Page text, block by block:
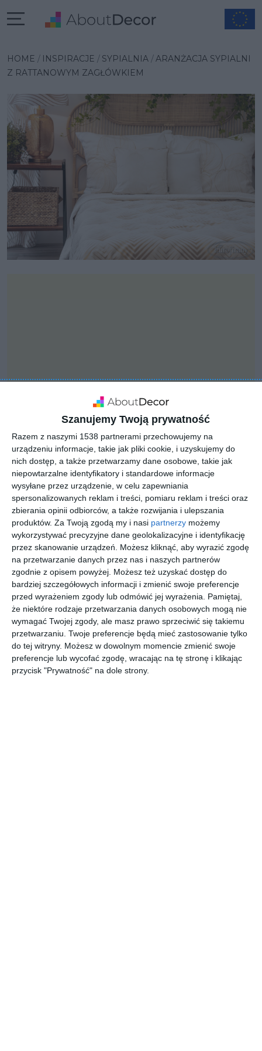
Szanujemy Twoją prywatność
Razem z naszymi 1538 partnerami przechowujemy na
urządzeniu informacje, takie jak pliki cookie, i uzyskujemy do
nich dostęp, a także przetwarzamy dane osobowe, takie jak
niepowtarzalne identyfikatory i standardowe informacje
wysyłane przez urządzenie, w celu zapewniania
spersonalizowanych reklam i treści, pomiaru reklam i treści oraz
zbierania opinii odbiorców, a także rozwijania i ulepszania
produktów. Za Twoją zgodą my i nasi partnerzy możemy
wykorzystywać precyzyjne dane geolokalizacyjne i identyfikację
przez skanowanie urządzeń. Możesz kliknąć, aby wyrazić zgodę
na przetwarzanie danych przez nas i naszych partnerów
zgodnie z opisem powyżej. Możesz też uzyskać dostęp do
bardziej szczegółowych informacji i zmienić swoje preferencje
przed wyrażeniem zgody lub odmówić jej wyrażenia.
Pamiętaj,
że niektóre rodzaje przetwarzania danych osobowych mogą nie
wymagać Twojej zgody, ale masz prawo sprzeciwić się takiemu
przetwarzaniu. Twoje preferencje będą mieć zastosowanie tylko
do tej witryny. Możesz w dowolnym momencie zmienić swoje
preferencje lub wycofać zgodę, wracając na tę stronę i klikając
przycisk "Prywatność" na dole strony.
HOME INSPIRACJE SYPIALNIA
ARANŻACJA SYPIALNI
Z RATTANOWYM ZAGŁÓWKIEM
INSPIRACJA
Aranżacja sypialni z
rattanowym zagłówkiem
Aranżacja sypialni z rattanowym zagłówkiem i drewnianą
szafką nocną z lampą w stylu glamour.
AUTOR: Eurofirany
DODAJ DO ULUBIONYCH
UDOSTĘPNIJ
Pozostałe zdjęcia w projekcie: Aranżacja sypialni w stylu
rustykalnym